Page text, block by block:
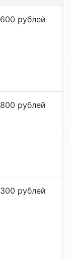
600 рублей
800 рублей
300 рублей